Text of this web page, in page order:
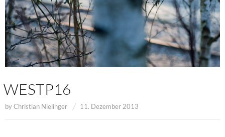
WESTP16
byChristian Nielinger 11. Dezember 2013